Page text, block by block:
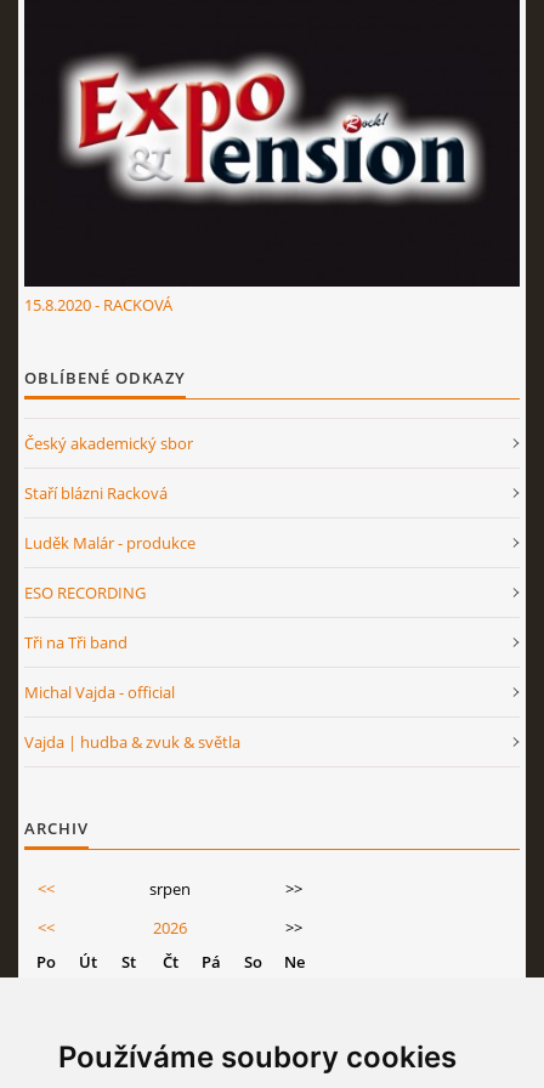
Používáme soubory cookies
15.8.2020 - RACKOVÁ
OBLÍBENÉ ODKAZY
Český akademický sbor
Staří blázni Racková
Luděk Malár - produkce
ESO RECORDING
Tři na Tři band
Michal Vajda - official
Vajda | hudba & zvuk & světla
ARCHIV
<< srpen
>>
<<
2026
>>
Po
Út St Čt Pá So
Ne
11 12 13 14 15 16